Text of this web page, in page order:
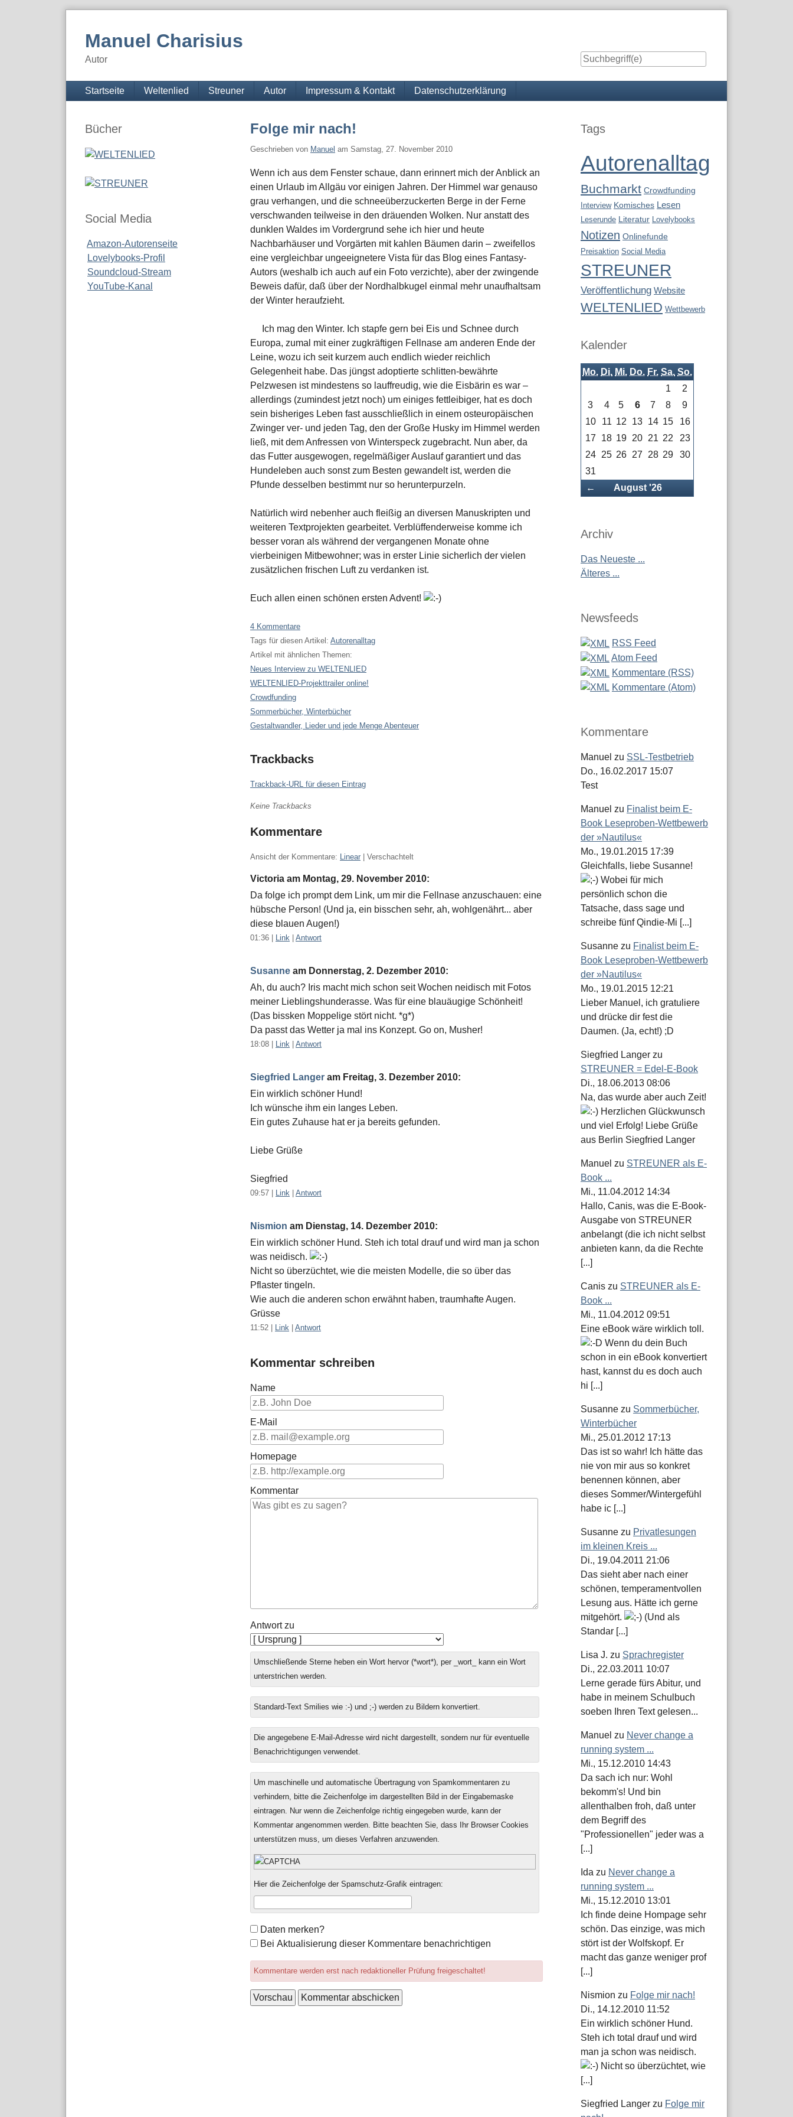
Manuel Charisius
Autor
Navigation
Startseite Weltenlied Streuner Autor Impressum & Kontakt Datenschutzerklärung
Folge mir nach!
Geschrieben von Manuel am Samstag, 27. November 2010
Wenn ich aus dem Fenster schaue, dann erinnert mich der Anblick an
einen Urlaub im Allgäu vor einigen Jahren. Der Himmel war genauso
grau verhangen, und die schneeüberzuckerten Berge in der Ferne
verschwanden teilweise in den dräuenden Wolken. Nur anstatt des
dunklen Waldes im Vordergrund sehe ich hier und heute
Nachbarhäuser und Vorgärten mit kahlen Bäumen darin – zweifellos
eine vergleichbar ungeeignetere Vista für das Blog eines Fantasy-
Autors (weshalb ich auch auf ein Foto verzichte), aber der zwingende
Beweis dafür, daß über der Nordhalbkugel einmal mehr unaufhaltsam
der Winter heraufzieht.
Ich mag den Winter. Ich stapfe gern bei Eis und Schnee durch
Europa, zumal mit einer zugkräftigen Fellnase am anderen Ende der
Leine, wozu ich seit kurzem auch endlich wieder reichlich
Gelegenheit habe. Das jüngst adoptierte schlitten-bewährte
Pelzwesen ist mindestens so lauffreudig, wie die Eisbärin es war –
allerdings (zumindest jetzt noch) um einiges fettleibiger, hat es doch
sein bisheriges Leben fast ausschließlich in einem osteuropäischen
Zwinger ver- und jeden Tag, den der Große Husky im Himmel werden
ließ, mit dem Anfressen von Winterspeck zugebracht. Nun aber, da
das Futter ausgewogen, regelmäßiger Auslauf garantiert und das
Hundeleben auch sonst zum Besten gewandelt ist, werden die
Pfunde desselben bestimmt nur so herunterpurzeln.
Natürlich wird nebenher auch fleißig an diversen Manuskripten und
weiteren Textprojekten gearbeitet. Verblüffenderweise komme ich
besser voran als während der vergangenen Monate ohne
vierbeinigen Mitbewohner; was in erster Linie sicherlich der vielen
zusätzlichen frischen Luft zu verdanken ist.
Euch allen einen schönen ersten Advent!
4 Kommentare
Tags für diesen Artikel: Autorenalltag
Artikel mit ähnlichen Themen:
Neues Interview zu WELTENLIED
WELTENLIED-Projekttrailer online!
Crowdfunding
Sommerbücher, Winterbücher
Gestaltwandler, Lieder und jede Menge Abenteuer
Trackbacks
Trackback-URL für diesen Eintrag
Keine Trackbacks
Kommentare
Ansicht der Kommentare: Linear | Verschachtelt
Victoria am Montag, 29. November 2010:
Da folge ich prompt dem Link, um mir die Fellnase anzuschauen: eine
hübsche Person! (Und ja, ein bisschen sehr, ah, wohlgenährt... aber
diese blauen Augen!)
01:36 Link Antwort
Susanne am Donnerstag, 2. Dezember 2010:
Ah, du auch? Iris macht mich schon seit Wochen neidisch mit Fotos
meiner Lieblingshunderasse. Was für eine blauäugige Schönheit!
(Das bissken Moppelige stört nicht. *g*)
Da passt das Wetter ja mal ins Konzept. Go on, Musher!
18:08 Link Antwort
Siegfried Langer am Freitag, 3. Dezember 2010:
Ein wirklich schöner Hund!
Ich wünsche ihm ein langes Leben.
Ein gutes Zuhause hat er ja bereits gefunden.
Liebe Grüße
Siegfried
09:57 Link Antwort
Nismion am Dienstag, 14. Dezember 2010:
Ein wirklich schöner Hund. Steh ich total drauf und wird man ja schon
was neidisch.
Nicht so überzüchtet, wie die meisten Modelle, die so über das
Pflaster tingeln.
Wie auch die anderen schon erwähnt haben, traumhafte Augen.
Grüsse
11:52 Link Antwort
Kommentar schreiben
Name
E-Mail
Homepage
Kommentar
Antwort zu
Umschließende Sterne heben ein Wort hervor (*wort*), per _wort_ kann ein Wort
unterstrichen werden.
Standard-Text Smilies wie :-) und ;-) werden zu Bildern konvertiert.
Die angegebene E-Mail-Adresse wird nicht dargestellt, sondern nur für eventuelle
Benachrichtigungen verwendet.
Um maschinelle und automatische Übertragung von Spamkommentaren zu
verhindern, bitte die Zeichenfolge im dargestellten Bild in der Eingabemaske
eintragen. Nur wenn die Zeichenfolge richtig eingegeben wurde, kann der
Kommentar angenommen werden. Bitte beachten Sie, dass Ihr Browser Cookies
unterstützen muss, um dieses Verfahren anzuwenden.
Hier die Zeichenfolge der Spamschutz-Grafik eintragen:
Formular-
Optionen
Daten merken?
Bei Aktualisierung dieser Kommentare benachrichtigen
Kommentare werden erst nach redaktioneller Prüfung freigeschaltet!
Seitenleiste
Bücher
Social Media
Amazon-Autorenseite
Lovelybooks-Profil
Soundcloud-Stream
YouTube-Kanal
Seitenleiste
Tags
Autorenalltag
Buchmarkt Crowdfunding
Interview Komisches Lesen
Leserunde Literatur Lovelybooks
Notizen Onlinefunde
Preisaktion Social Media
STREUNER
Veröffentlichung Website
WELTENLIED Wettbewerb
Kalender
Mo. Di. Mi. Do. Fr. Sa. So.
← ZurückAugust '26
1
2
3
4 5 6 7 8
9
10
11 12 13 14 15
16
17
18 19 20 21 22
23
24
25 26 27 28 29
30
31
Archiv
Das Neueste ...
Älteres ...
Newsfeeds
RSS Feed
Atom Feed
Kommentare (RSS)
Kommentare (Atom)
Kommentare
Manuel zu SSL-Testbetrieb
Do., 16.02.2017 15:07
Test
Manuel zu Finalist beim E-
Book Leseproben-Wettbewerb
der »Nautilus«
Mo., 19.01.2015 17:39
Gleichfalls, liebe Susanne!
Wobei für mich
persönlich schon die
Tatsache, dass sage und
schreibe fünf Qindie-Mi [...]
Susanne zu Finalist beim E-
Book Leseproben-Wettbewerb
der »Nautilus«
Mo., 19.01.2015 12:21
Lieber Manuel, ich gratuliere
und drücke dir fest die
Daumen. (Ja, echt!) ;D
Siegfried Langer zu
STREUNER = Edel-E-Book
Di., 18.06.2013 08:06
Na, das wurde aber auch Zeit!
Herzlichen Glückwunsch
und viel Erfolg! Liebe Grüße
aus Berlin Siegfried Langer
Manuel zu STREUNER als E-
Book ...
Mi., 11.04.2012 14:34
Hallo, Canis, was die E-Book-
Ausgabe von STREUNER
anbelangt (die ich nicht selbst
anbieten kann, da die Rechte
[...]
Canis zu STREUNER als E-
Book ...
Mi., 11.04.2012 09:51
Eine eBook wäre wirklich toll.
Wenn du dein Buch
schon in ein eBook konvertiert
hast, kannst du es doch auch
hi [...]
Susanne zu Sommerbücher,
Winterbücher
Mi., 25.01.2012 17:13
Das ist so wahr! Ich hätte das
nie von mir aus so konkret
benennen können, aber
dieses Sommer/Wintergefühl
habe ic [...]
Susanne zu Privatlesungen
im kleinen Kreis ...
Di., 19.04.2011 21:06
Das sieht aber nach einer
schönen, temperamentvollen
Lesung aus. Hätte ich gerne
mitgehört.
(Und als
Standar [...]
Lisa J. zu Sprachregister
Di., 22.03.2011 10:07
Lerne gerade fürs Abitur, und
habe in meinem Schulbuch
soeben Ihren Text gelesen...
Manuel zu Never change a
running system ...
Mi., 15.12.2010 14:43
Da sach ich nur: Wohl
bekomm's! Und bin
allenthalben froh, daß unter
dem Begriff des
"Professionellen" jeder was a
[...]
Ida zu Never change a
running system ...
Mi., 15.12.2010 13:01
Ich finde deine Hompage sehr
schön. Das einzige, was mich
stört ist der Wolfskopf. Er
macht das ganze weniger prof
[...]
Nismion zu Folge mir nach!
Di., 14.12.2010 11:52
Ein wirklich schöner Hund.
Steh ich total drauf und wird
man ja schon was neidisch.
Nicht so überzüchtet, wie
[...]
Siegfried Langer zu Folge mir